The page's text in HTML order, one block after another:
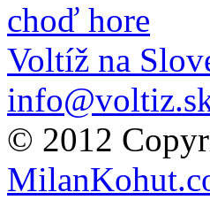
choď hore
Voltíž na
© 2012